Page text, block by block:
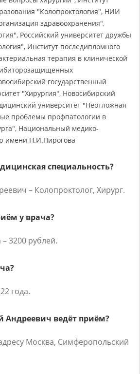
"Колопроктология", НИИ
здравоохранения",
Российский университет дружбы
Институт последипломного
терапия в клинической
государственный
"Хирургия", Новосибирский
университет "Неотложная
проблемы профпатологии в
Национальный медико-
имени Н.И.Пирогова
специальность?
– Колопроктолог, Хирург.
у врача?
3200 рублей.
года.
Андреевич ведёт приём?
Москва, Симферопольский